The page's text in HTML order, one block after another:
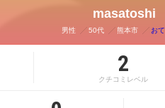
masatoshi
男性 50代 熊本市 お
2
クチコミレベル